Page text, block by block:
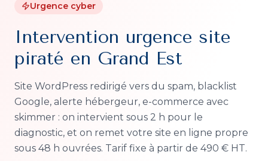
Urgence cyber
Intervention urgence site
piraté en Grand Est
Site WordPress redirigé vers du spam, blacklist
Google, alerte hébergeur, e-commerce avec
skimmer : on intervient sous 2 h pour le
diagnostic, et on remet votre site en ligne propre
sous 48 h ouvrées. Tarif fixe à partir de 490 € HT.